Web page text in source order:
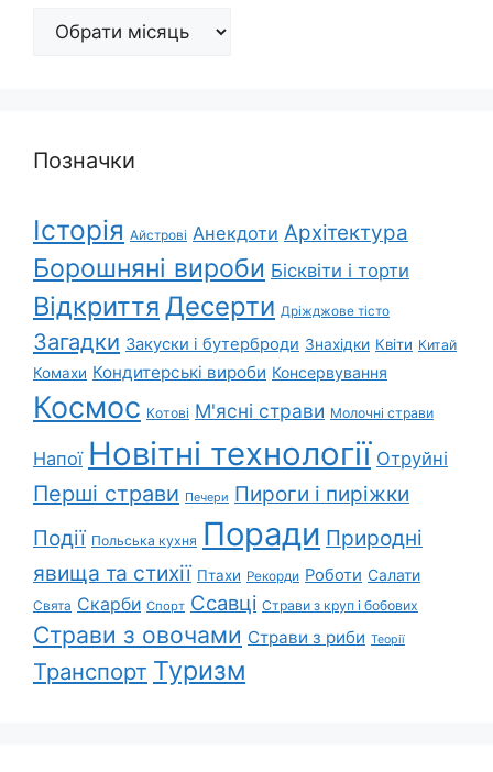
Архіви
Позначки
Історія Айстрові Анекдоти Архітектура
Борошняні вироби Бісквіти і торти
Відкриття Десерти Дріжджове тісто
Загадки Закуски і бутерброди Знахідки Квіти Китай
Комахи Кондитерські вироби Консервування
Космос Котові М'ясні страви Молочні страви
Напої Новітні технології Отруйні
Перші страви Печери Пироги і пиріжки
Події Польська кухня Поради Природні
явища та стихії Птахи Рекорди Роботи Салати
Свята Скарби Спорт Ссавці Страви з круп і бобових
Страви з овочами Страви з риби Теорії
Транспорт Туризм